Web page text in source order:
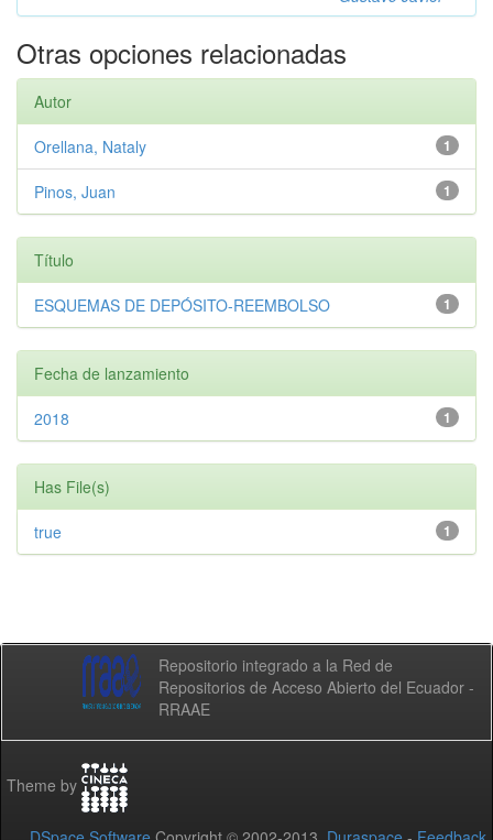
Otras opciones relacionadas
Autor
1
Orellana, Nataly
1
Pinos, Juan
Título
1
ESQUEMAS DE DEPÓSITO-REEMBOLSO
Fecha de lanzamiento
1
2018
Has File(s)
1
true
Repositorio integrado a la Red de
Repositorios de Acceso Abierto del Ecuador -
RRAAE
Theme by